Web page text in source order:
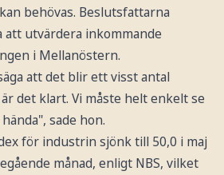
behövas. Beslutsfattarna
utvärdera inkommande
i Mellanöstern.
att det blir ett visst antal
det klart. Vi måste helt enkelt se
sade hon.
för industrin sjönk till 50,0 i maj
månad, enligt NBS, vilket